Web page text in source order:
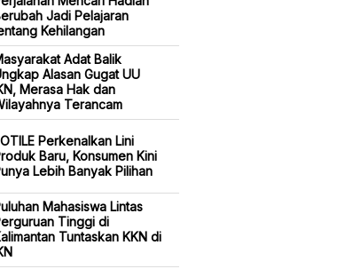
Jadi Pelajaran
Kehilangan
Adat Balik
Alasan Gugat UU
Merasa Hak dan
Terancam
Perkenalkan Lini
Baru, Konsumen Kini
Lebih Banyak Pilihan
Mahasiswa Lintas
Tinggi di
Tuntaskan KKN di